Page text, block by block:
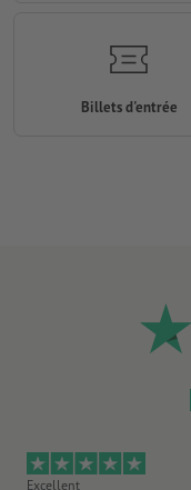
Excellent
Billets d'entrée